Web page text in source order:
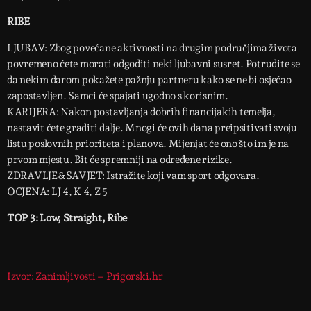
RIBE
LJUBAV: Zbog povećane aktivnosti na drugim područjima života
povremeno ćete morati odgoditi neki ljubavni susret. Potrudite se
da nekim darom pokažete pažnju partneru kako se ne bi osjećao
zapostavljen. Samci će spajati ugodno s korisnim.
KARIJERA: Nakon postavljanja dobrih financijakih temelja,
nastavit ćete graditi dalje. Mnogi će ovih dana preipsitivati svoju
listu poslovnih prioriteta i planova. Mijenjat će ono što im je na
prvom mjestu. Bit će spremniji na određene rizike.
ZDRAVLJE&SAVJET: Istražite koji vam sport odgovara.
OCJENA: LJ 4, K 4, Z 5
TOP 3: Low, Straight, Ribe
Izvor: Zanimljivosti – Prigorski.hr